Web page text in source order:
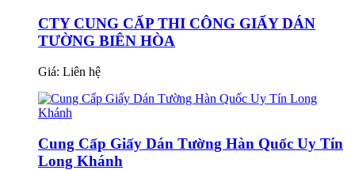
CTY CUNG CẤP THI CÔNG GIẤY DÁN
TƯỜNG BIÊN HÒA
Giá: Liên hệ
Cung Cấp Giấy Dán Tường Hàn Quốc Uy Tín
Long Khánh